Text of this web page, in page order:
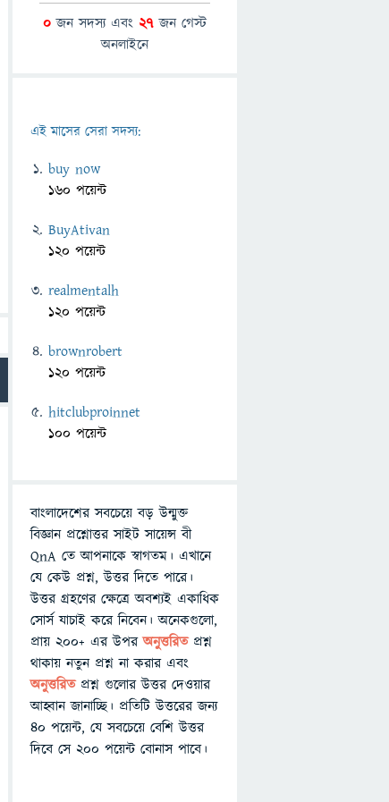
0 জন সদস্য এবং 27 জন গেস্ট
অনলাইনে
এই মাসের সেরা সদস্য:
buy now
160 পয়েন্ট
BuyAtivan
120 পয়েন্ট
realmentalh
120 পয়েন্ট
brownrobert
120 পয়েন্ট
hitclubproinnet
100 পয়েন্ট
বাংলাদেশের সবচেয়ে বড় উন্মুক্ত
বিজ্ঞান প্রশ্নোত্তর সাইট সায়েন্স বী
QnA তে আপনাকে স্বাগতম। এখানে
যে কেউ প্রশ্ন, উত্তর দিতে পারে।
উত্তর গ্রহণের ক্ষেত্রে অবশ্যই একাধিক
সোর্স যাচাই করে নিবেন। অনেকগুলো,
প্রায় ২০০+ এর উপরঅনুত্তরিতপ্রশ্ন
থাকায় নতুন প্রশ্ন না করার এবং
অনুত্তরিত প্রশ্ন গুলোর উত্তর দেওয়ার
আহ্বান জানাচ্ছি। প্রতিটি উত্তরের জন্য
৪০ পয়েন্ট, যে সবচেয়ে বেশি উত্তর
দিবে সে ২০০ পয়েন্ট বোনাস পাবে।